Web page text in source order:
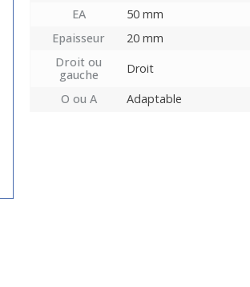
EA
50 mm
Epaisseur
20 mm
Droit ou
gauche
Droit
O ou A
Adaptable